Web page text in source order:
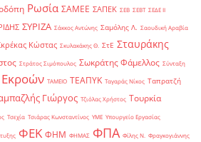
Ρωσία ΣΑΜΕΕ ΣΑΠΕΚ ΣΕΒ ΣΕΒΤ ΣΕΔΕ ΙΙ
ΣΥΡΙΖΑ Σάκκος Αντώνης Σαμόλης Λ. Σαουδική Αραβία
Κώστας Σκυλακάκης Θ. ΣτΕ Σταυράκης
Στράτος Σιμόπουλος Σωκράτης Φάμελλος Σύνταξη
ΤΑΜΕΙΟ ΤΕΑΠΥΚ Ταγαράς Νίκος Ταπρατζή
Γιώργος Τζιόλας Χρήστος Τουρκία
Τσεχία Τσιάρας Κωνσταντίνος ΥΜΕ Υπουργείο Εργασίας
ΦΕΚ ΦΗΜ ΦΗΜΑΣ ΦΠΑ Φίλης Ν. Φραγκογιάννης